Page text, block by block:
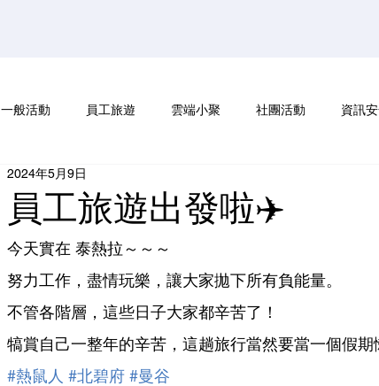
一般活動 員工旅遊 雲端小聚 社團活動 資訊
員工旅遊出發啦✈️
2024年5月9日
今天實在 泰熱拉～～～
努力工作，盡情玩樂，讓大家拋下所有負能量。
不管各階層，這些日子大家都辛苦了！
犒賞自己一整年的辛苦，這趟旅行當然要當一個假期
#熱鼠人 #北碧府 #曼谷